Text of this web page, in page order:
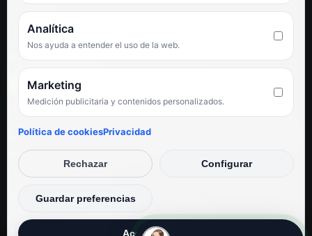
TikTok
PUNTUACIÓN DE 4,6 SOBRE 5 EN GOOGLE
★★★★★
Hemos comprado en varias ocasiones y siempre dan respuesta.
Espectacular, servicio de 10.»
Iván Rodríguez Ramos
© Electrodirecto 2026
Analítica
Nos ayuda a entender el uso de la web.
Marketing
Medición publicitaria y contenidos personalizados.
Política de cookiesPrivacidad
Rechazar Configurar
Guardar preferencias
Aceptar todas